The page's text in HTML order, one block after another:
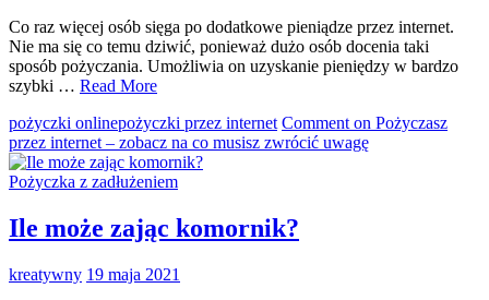
Co raz więcej osób sięga po dodatkowe pieniądze przez internet.
Nie ma się co temu dziwić, ponieważ dużo osób docenia taki
sposób pożyczania. Umożliwia on uzyskanie pieniędzy w bardzo
szybki … Read More
pożyczki onlinepożyczki przez internet Comment on Pożyczasz
przez internet – zobacz na co musisz zwrócić uwagę
Pożyczka z zadłużeniem
Ile może zając komornik?
kreatywny 19 maja 2021